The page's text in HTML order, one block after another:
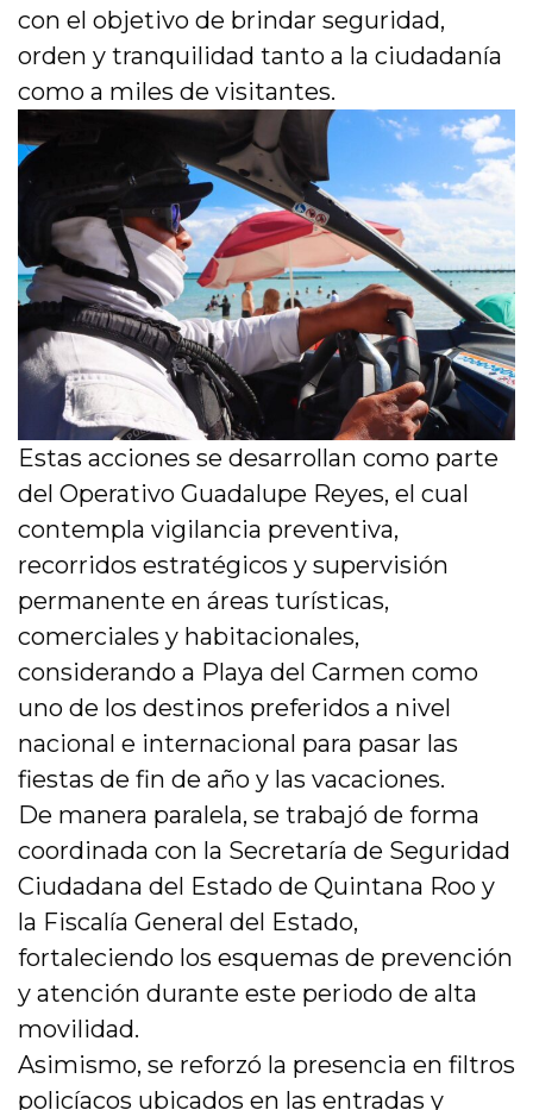
con el objetivo de brindar seguridad,
orden y tranquilidad tanto a la ciudadanía
como a miles de visitantes.
Estas acciones se desarrollan como parte
del Operativo Guadalupe Reyes, el cual
contempla vigilancia preventiva,
recorridos estratégicos y supervisión
permanente en áreas turísticas,
comerciales y habitacionales,
considerando a Playa del Carmen como
uno de los destinos preferidos a nivel
nacional e internacional para pasar las
fiestas de fin de año y las vacaciones.
De manera paralela, se trabajó de forma
coordinada con la Secretaría de Seguridad
Ciudadana del Estado de Quintana Roo y
la Fiscalía General del Estado,
fortaleciendo los esquemas de prevención
y atención durante este periodo de alta
movilidad.
Asimismo, se reforzó la presencia en filtros
policíacos ubicados en las entradas y